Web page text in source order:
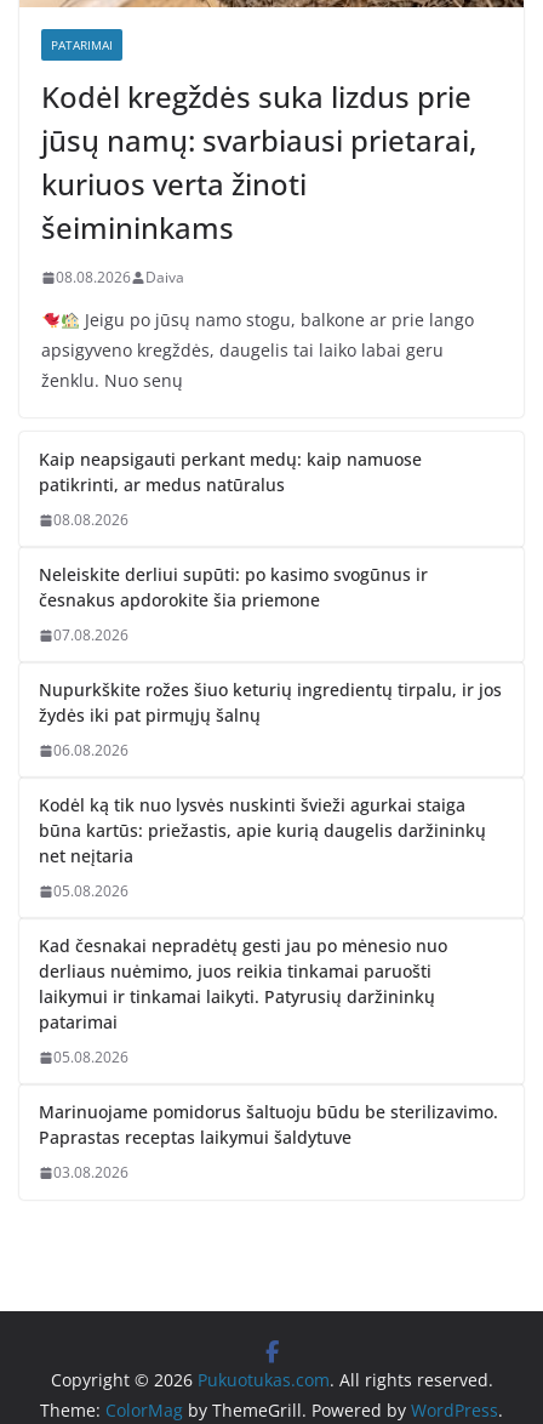
PATARIMAI
Kodėl kregždės suka lizdus prie
jūsų namų: svarbiausi prietarai,
kuriuos verta žinoti
šeimininkams
08.08.2026 Daiva
Jeigu po jūsų namo stogu, balkone ar prie lango
apsigyveno kregždės, daugelis tai laiko labai geru
ženklu. Nuo senų
Kaip neapsigauti perkant medų: kaip namuose
patikrinti, ar medus natūralus
08.08.2026
Neleiskite derliui supūti: po kasimo svogūnus ir
česnakus apdorokite šia priemone
07.08.2026
Nupurkškite rožes šiuo keturių ingredientų tirpalu, ir jos
žydės iki pat pirmųjų šalnų
06.08.2026
Kodėl ką tik nuo lysvės nuskinti švieži agurkai staiga
būna kartūs: priežastis, apie kurią daugelis daržininkų
net neįtaria
05.08.2026
Kad česnakai nepradėtų gesti jau po mėnesio nuo
derliaus nuėmimo, juos reikia tinkamai paruošti
laikymui ir tinkamai laikyti. Patyrusių daržininkų
patarimai
05.08.2026
Marinuojame pomidorus šaltuoju būdu be sterilizavimo.
Paprastas receptas laikymui šaldytuve
03.08.2026
Copyright © 2026 Pukuotukas.com. All rights reserved.
Theme: ColorMag by ThemeGrill. Powered by WordPress.